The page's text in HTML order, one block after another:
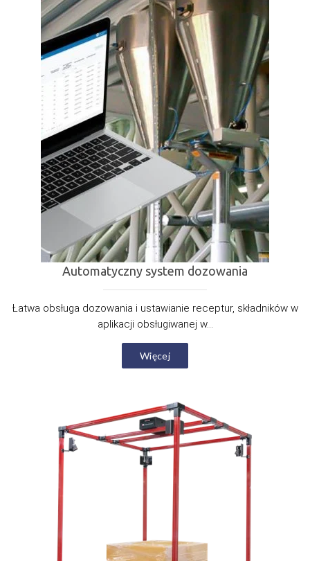
Automatyczny system dozowania
Łatwa obsługa dozowania i ustawianie receptur, składników w
aplikacji obsługiwanej w...
Więcej